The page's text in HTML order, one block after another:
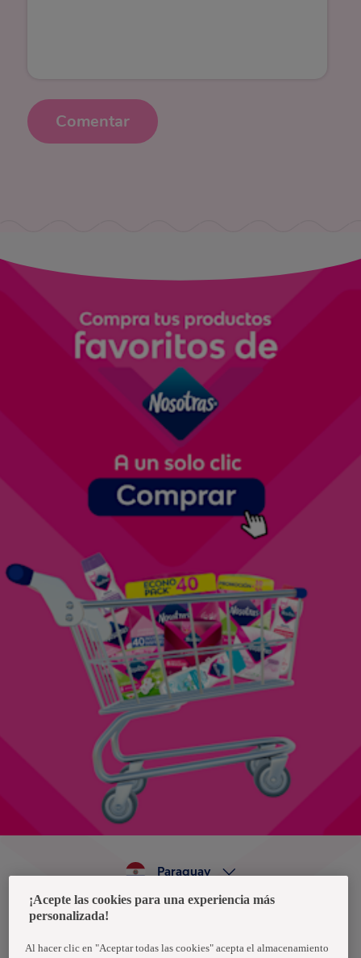
Comentar
Política de privacidad de datos
Paraguay
¡Acepte las cookies para una experiencia más
personalizada!
Al hacer clic en "Aceptar todas las cookies" acepta el almacenamiento